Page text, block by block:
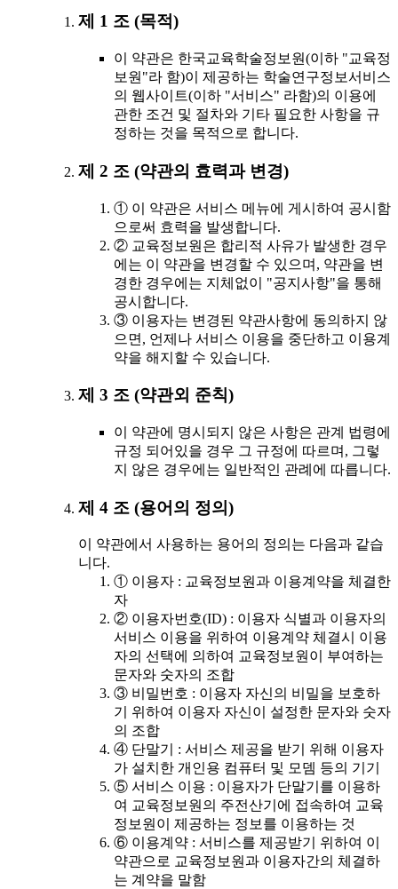
제 1 조 (목적)
이 약관은 한국교육학술정보원(이하 "교육정
보원"라 함)이 제공하는 학술연구정보서비스
의 웹사이트(이하 "서비스" 라함)의 이용에
관한 조건 및 절차와 기타 필요한 사항을 규
정하는 것을 목적으로 합니다.
제 2 조 (약관의 효력과 변경)
① 이 약관은 서비스 메뉴에 게시하여 공시함
으로써 효력을 발생합니다.
② 교육정보원은 합리적 사유가 발생한 경우
에는 이 약관을 변경할 수 있으며, 약관을 변
경한 경우에는 지체없이 "공지사항"을 통해
공시합니다.
③ 이용자는 변경된 약관사항에 동의하지 않
으면, 언제나 서비스 이용을 중단하고 이용계
약을 해지할 수 있습니다.
제 3 조 (약관외 준칙)
이 약관에 명시되지 않은 사항은 관계 법령에
규정 되어있을 경우 그 규정에 따르며, 그렇
지 않은 경우에는 일반적인 관례에 따릅니다.
제 4 조 (용어의 정의)
이 약관에서 사용하는 용어의 정의는 다음과 같습
니다.
① 이용자 : 교육정보원과 이용계약을 체결한
자
② 이용자번호(ID) : 이용자 식별과 이용자의
서비스 이용을 위하여 이용계약 체결시 이용
자의 선택에 의하여 교육정보원이 부여하는
문자와 숫자의 조합
③ 비밀번호 : 이용자 자신의 비밀을 보호하
기 위하여 이용자 자신이 설정한 문자와 숫자
의 조합
④ 단말기 : 서비스 제공을 받기 위해 이용자
가 설치한 개인용 컴퓨터 및 모뎀 등의 기기
⑤ 서비스 이용 : 이용자가 단말기를 이용하
여 교육정보원의 주전산기에 접속하여 교육
정보원이 제공하는 정보를 이용하는 것
⑥ 이용계약 : 서비스를 제공받기 위하여 이
약관으로 교육정보원과 이용자간의 체결하
는 계약을 말함